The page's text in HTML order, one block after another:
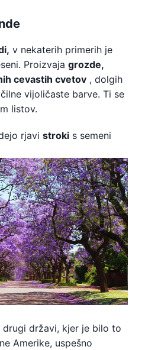
v nekaterih primerih je
Proizvaja grozde,
cevastih cvetov , dolgih
vijoličaste barve. Ti se
listov.
rjavi stroki s semeni
državi, kjer je bilo to
Amerike, uspešno